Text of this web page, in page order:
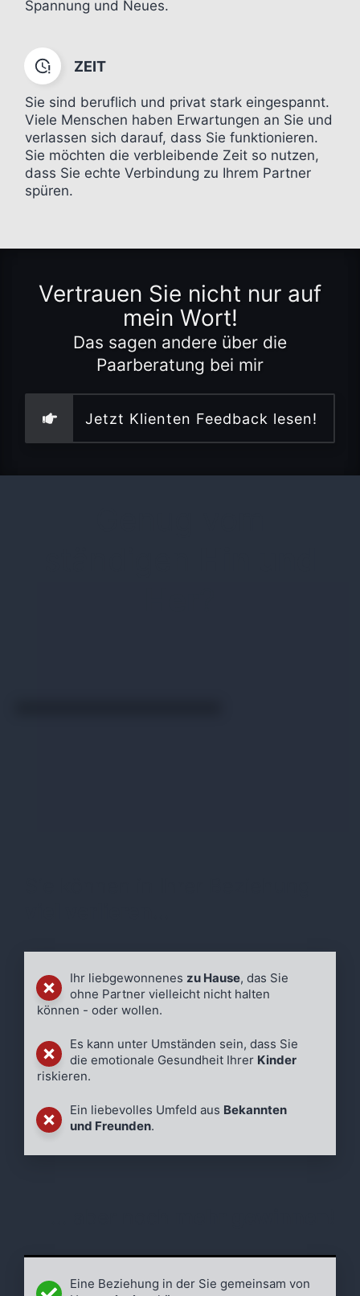
Spannung und Neues.
ZEIT
Sie sind beruflich und privat stark eingespannt.
Viele Menschen haben Erwartungen an Sie und
verlassen sich darauf, dass Sie funktionieren.
Sie möchten die verbleibende Zeit so nutzen,
dass Sie echte Verbindung zu Ihrem Partner
spüren.
Vertrauen Sie nicht nur auf
mein Wort!
Das sagen andere über die
Paarberatung bei mir
Jetzt Klienten Feedback lesen!
Ihr liebgewonnenes zu Hause, das Sie
ohne Partner vielleicht nicht halten
können - oder wollen.
Es kann unter Umständen sein, dass Sie
die emotionale Gesundheit Ihrer Kinder
riskieren.
Ein liebevolles Umfeld aus Bekannten
und Freunden.
Eine Beziehung in der Sie gemeinsam von